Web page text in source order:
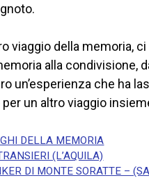
viaggio della memoria,
alla condivisione,
un’esperienza che ha
un altro viaggio
DELLA MEMORIA
(L’AQUILA)
DI MONTE SORATTE –